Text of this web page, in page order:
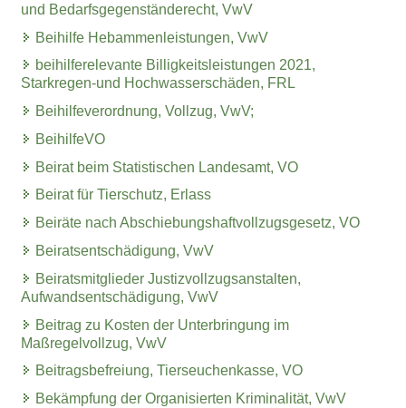
und Bedarfsgegenständerecht, VwV
Beihilfe Hebammenleistungen, VwV
beihilferelevante Billigkeitsleistungen 2021,
Starkregen-und Hochwasserschäden, FRL
Beihilfeverordnung, Vollzug, VwV;
BeihilfeVO
Beirat beim Statistischen Landesamt, VO
Beirat für Tierschutz, Erlass
Beiräte nach Abschiebungshaftvollzugsgesetz, VO
Beiratsentschädigung, VwV
Beiratsmitglieder Justizvollzugsanstalten,
Aufwandsentschädigung, VwV
Beitrag zu Kosten der Unterbringung im
Maßregelvollzug, VwV
Beitragsbefreiung, Tierseuchenkasse, VO
Bekämpfung der Organisierten Kriminalität, VwV